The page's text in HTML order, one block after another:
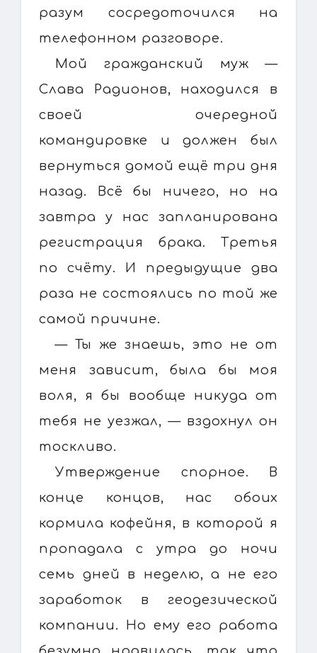
разум сосредоточился на
телефонном разговоре.
Мой гражданский муж —
Слава Радионов, находился в
своей очередной
командировке и должен был
вернуться домой ещё три дня
назад. Всё бы ничего, но на
завтра у нас запланирована
регистрация брака. Третья
по счёту. И предыдущие два
раза не состоялись по той же
самой причине.
— Ты же знаешь, это не от
меня зависит, была бы моя
воля, я бы вообще никуда от
тебя не уезжал, — вздохнул он
тоскливо.
Утверждение спорное. В
конце концов, нас обоих
кормила кофейня, в которой я
пропадала с утра до ночи
семь дней в неделю, а не его
заработок в геодезической
компании. Но ему его работа